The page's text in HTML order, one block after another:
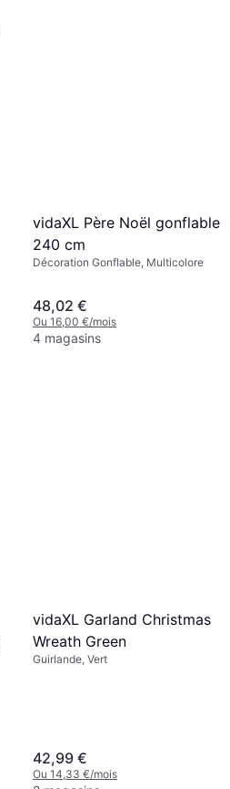
vidaXL Père Noël gonflable
240 cm
Décoration Gonflable, Multicolore
48,02 €
Ou 16,00 €/mois
4 magasins
vidaXL Garland Christmas
Wreath Green
Guirlande, Vert
42,99 €
Ou 14,33 €/mois